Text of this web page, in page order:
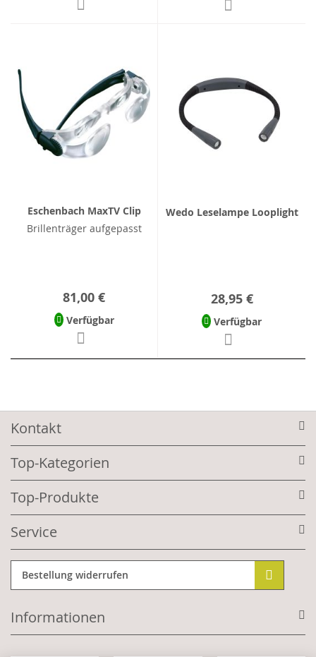
Eschenbach MaxTV Clip
Brillenträger aufgepasst
81,00 €
Verfügbar
Wedo Leselampe Looplight
28,95 €
Verfügbar
Kontakt
Top-Kategorien
Top-Produkte
Service
Bestellung widerrufen
Informationen